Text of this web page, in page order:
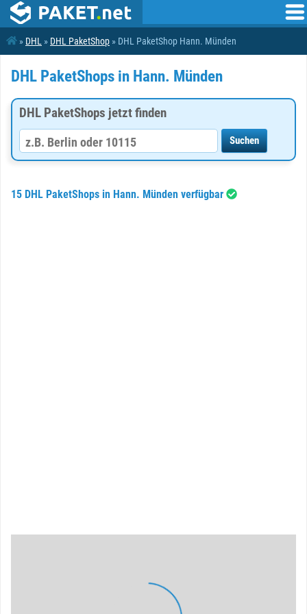
» DHL » DHL PaketShop » DHL PaketShop Hann. Münden
DHL PaketShops in Hann. Münden
DHL PaketShops jetzt finden
15 DHL PaketShops in Hann. Münden verfügbar